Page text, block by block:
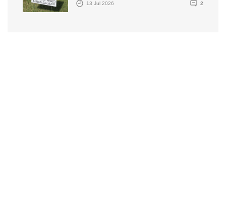
13 Jul 2026 2